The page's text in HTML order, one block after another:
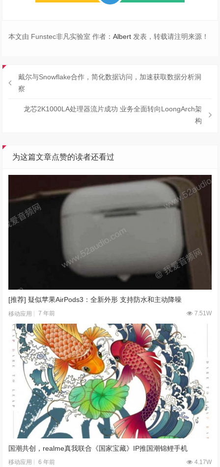
本文由 Funstec非凡实验室 作者：Albert 发表，转载请注明来源！
戴尔与Snowflake合作，简化数据访问，加速获取数据分析洞
察
龙芯2K1000LA处理器流片成功 业务全面转向LoongArch架
构
为这篇文章点赞的读者还看过
[推荐] 疑似苹果AirPods3：全新外形 支持防水和主动降噪
移动应用 7 年前 7.51W
国潮共创，realme真我联合《国家宝藏》IP推国潮锦鲤手机
移动应用 6 年前 4.17W